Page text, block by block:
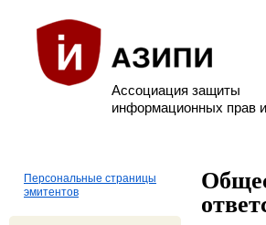
Ассоциация защиты
информационных прав
Персональные страницы
эмитентов